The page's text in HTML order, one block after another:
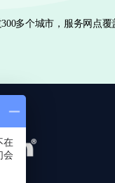
多个城市，服务网点
在
会